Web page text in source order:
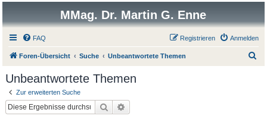
MMag. Dr. Martin G. Enne
FAQ Anmelden
Registrieren
Foren-Übersicht Suche Unbeantwortete Themen
Unbeantwortete Themen
Zur erweiterten Suche
Suche